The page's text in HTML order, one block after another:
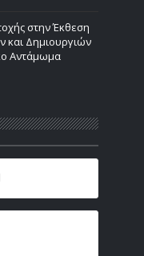
στην Έκθεση
και Δημιουργιών
Αντάμωμα